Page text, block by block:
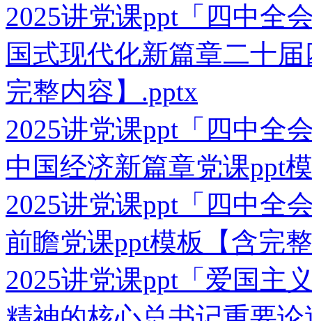
2025讲党课ppt「四中全
国式现代化新篇章二十
完整内容】.pptx
2025讲党课ppt「四中全
中国经济新篇章党课ppt
2025讲党课ppt「四中全
前瞻党课ppt模板【含完
2025讲党课ppt「爱国主